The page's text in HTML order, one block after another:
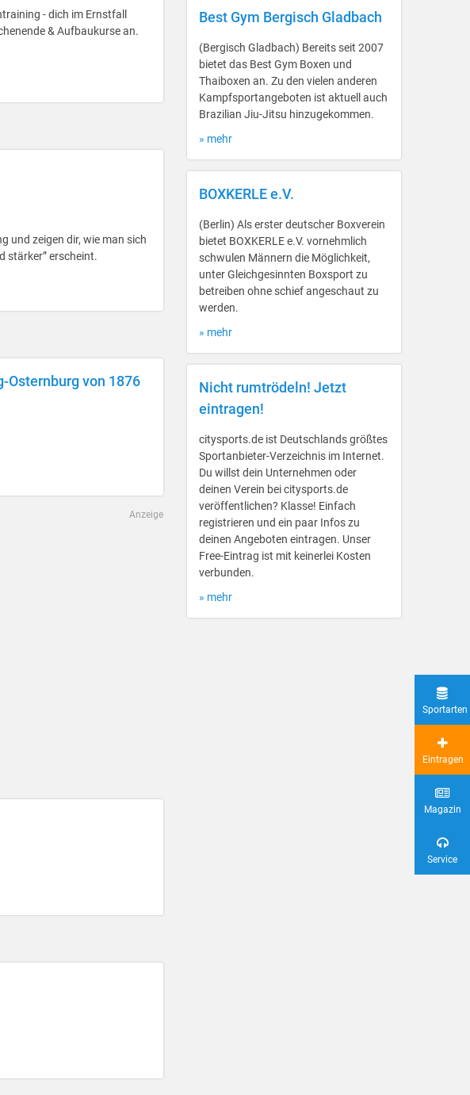
- dich im Ernstfall
& Aufbaukurse an.
und zeigen dir, wie man sich
stärker” erscheint.
Osternburg von 1876
Anzeige
Best Gym Bergisch Gladbach
(Bergisch Gladbach) Bereits seit 2007
bietet das Best Gym Boxen und
Thaiboxen an. Zu den vielen anderen
Kampfsportangeboten ist aktuell auch
Brazilian Jiu-Jitsu hinzugekommen.
» mehr
BOXKERLE e.V.
(Berlin) Als erster deutscher Boxverein
bietet BOXKERLE e.V. vornehmlich
schwulen Männern die Möglichkeit,
unter Gleichgesinnten Boxsport zu
betreiben ohne schief angeschaut zu
werden.
» mehr
Nicht rumtrödeln! Jetzt
eintragen!
citysports.de ist Deutschlands größtes
Sportanbieter-Verzeichnis im Internet.
Du willst dein Unternehmen oder
deinen Verein bei citysports.de
veröffentlichen? Klasse! Einfach
registrieren und ein paar Infos zu
deinen Angeboten eintragen. Unser
Free-Eintrag ist mit keinerlei Kosten
verbunden.
» mehr
Sportarten
Eintragen
Magazin
Service